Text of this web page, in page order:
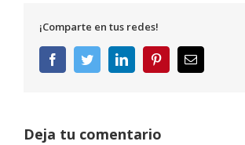
¡Comparte en tus redes!
FacebookTwitterLinkedInPinterestCorreo
electrónico
Deja tu comentario